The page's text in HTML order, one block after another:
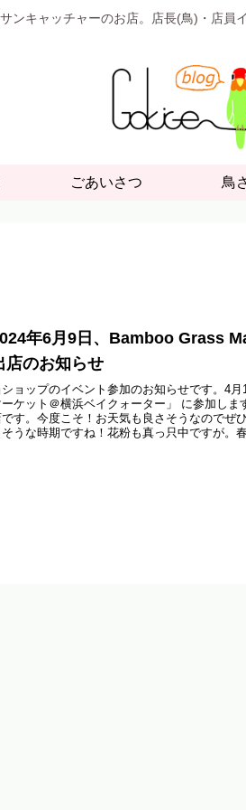
ンキャッチャーのお店。店長(鳥)・店員
ごあいさつ 鳥
年6月9日、Bamboo Grass
店のお知らせ
ショップのイベント参加のお知らせです。4
ーケット＠横浜ベイクォーター」 に参加しま
です。今度こそ！お天気も良さそうなのでぜ
そうな時期ですね！花粉も真っ只中ですが。